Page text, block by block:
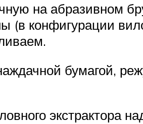
на абразивном
(в конфигурации
бумагой,
экстрактора